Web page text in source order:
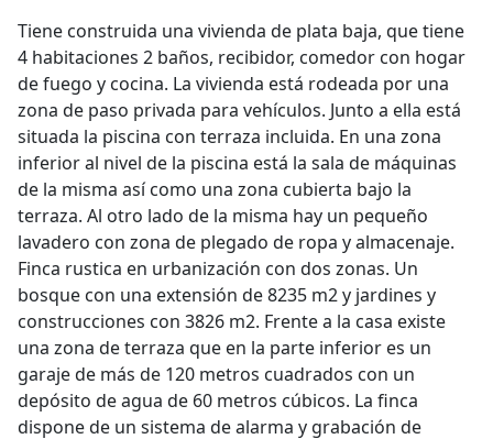
Tiene construida una vivienda de plata baja, que tiene
4 habitaciones 2 baños, recibidor, comedor con hogar
de fuego y cocina. La vivienda está rodeada por una
zona de paso privada para vehículos. Junto a ella está
situada la piscina con terraza incluida. En una zona
inferior al nivel de la piscina está la sala de máquinas
de la misma así como una zona cubierta bajo la
terraza. Al otro lado de la misma hay un pequeño
lavadero con zona de plegado de ropa y almacenaje.
Finca rustica en urbanización con dos zonas. Un
bosque con una extensión de 8235 m2 y jardines y
construcciones con 3826 m2. Frente a la casa existe
una zona de terraza que en la parte inferior es un
garaje de más de 120 metros cuadrados con un
depósito de agua de 60 metros cúbicos. La finca
dispone de un sistema de alarma y grabación de